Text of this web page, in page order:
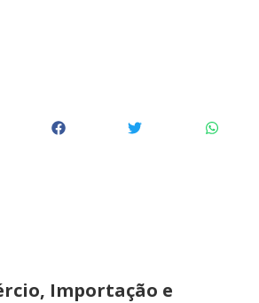
Importação e